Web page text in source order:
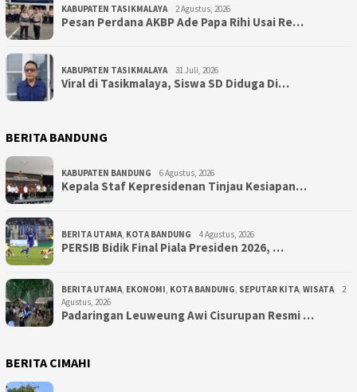
KABUPATEN TASIKMALAYA 2 Agustus, 2026
Pesan Perdana AKBP Ade Papa Rihi Usai Re…
KABUPATEN TASIKMALAYA 31 Juli, 2026
Viral di Tasikmalaya, Siswa SD Diduga Di…
BERITA BANDUNG
KABUPATEN BANDUNG 6 Agustus, 2026
Kepala Staf Kepresidenan Tinjau Kesiapan…
BERITA UTAMA, KOTA BANDUNG 4 Agustus, 2026
PERSIB Bidik Final Piala Presiden 2026, …
BERITA UTAMA, EKONOMI, KOTA BANDUNG, SEPUTAR KITA, WISATA
2
Agustus, 2026
Padaringan Leuweung Awi Cisurupan Resmi …
BERITA CIMAHI